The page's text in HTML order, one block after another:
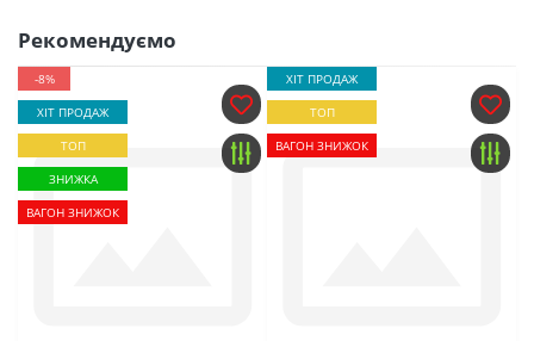
Рекомендуємо
-8%
ХІТ ПРОДАЖ
ТОП
ЗНИЖКА
ВАГОН ЗНИЖОК
ХІТ ПРОДАЖ
ТОП
ВАГОН ЗНИЖОК